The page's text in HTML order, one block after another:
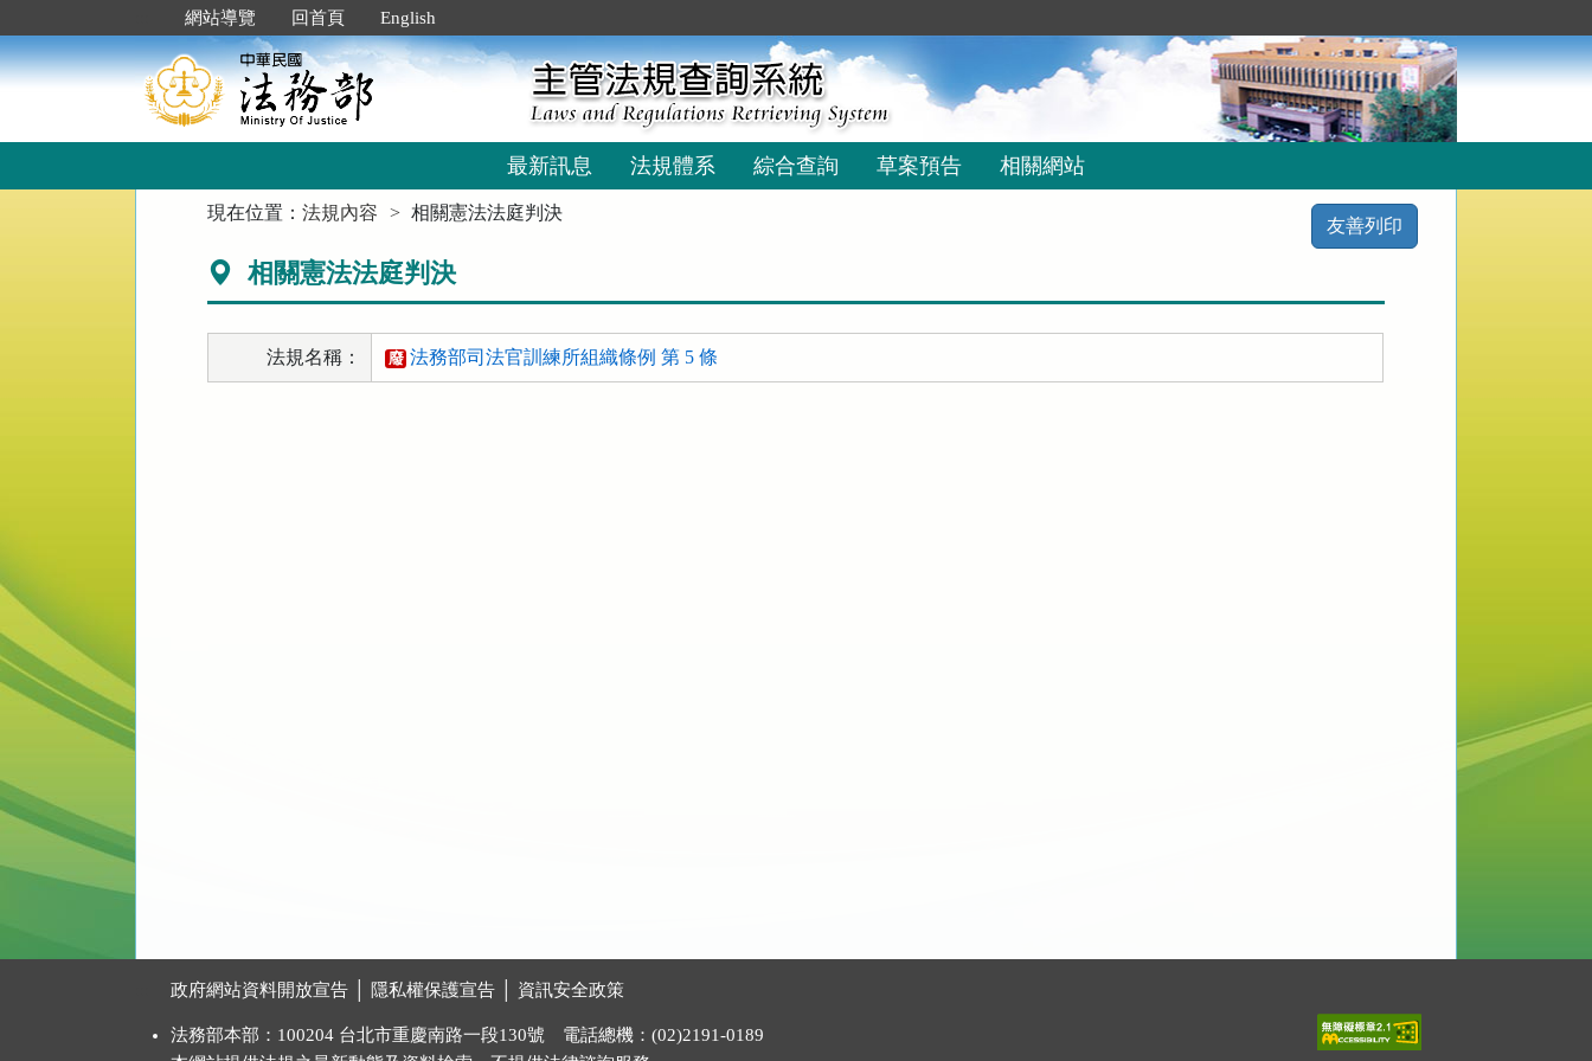
到
主
要
網站導覽 回首頁 English
最新訊息 法規體系 綜合查詢 草案預告 相關網站
現在位置：法規內容 相關憲法法庭判決
友善列印
相關憲法法庭判決
法規名稱： 廢 法務部司法官訓練所組織條例 第 5 條
政府網站資料開放宣告 隱私權保護宣告 資訊安全政策
法務部本部：100204 台北市重慶南路一段130號 電話總機：(02)2191-0189